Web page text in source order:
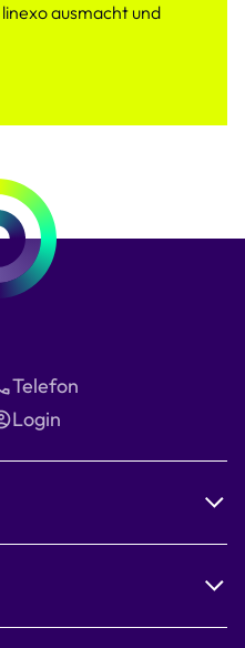
ausmacht und
Telefon
Login